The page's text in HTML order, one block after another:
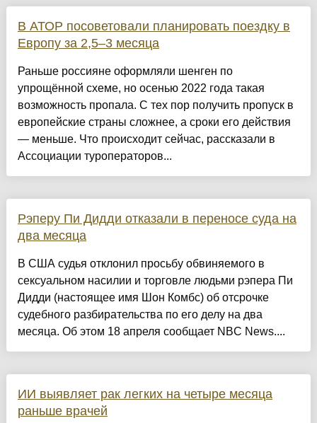
В АТОР посоветовали планировать поездку в
Европу за 2,5–3 месяца
Раньше россияне оформляли шенген по
упрощённой схеме, но осенью 2022 года такая
возможность пропала. С тех пор получить пропуск в
европейские страны сложнее, а сроки его действия
— меньше. Что происходит сейчас, рассказали в
Ассоциации туроператоров...
Рэперу Пи Дидди отказали в переносе суда на
два месяца
В США судья отклонил просьбу обвиняемого в
сексуальном насилии и торговле людьми рэпера Пи
Дидди (настоящее имя Шон Комбс) об отсрочке
судебного разбирательства по его делу на два
месяца. Об этом 18 апреля сообщает NBC News....
ИИ выявляет рак легких на четыре месяца
раньше врачей